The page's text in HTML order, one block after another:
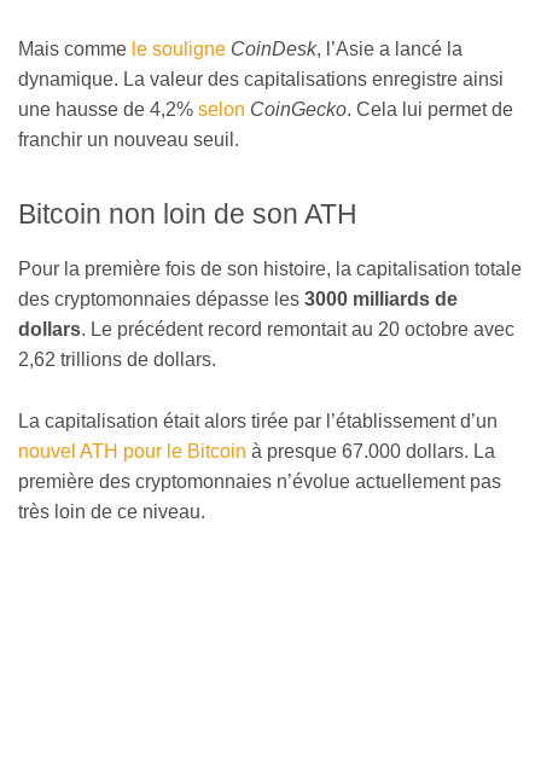
Mais comme le souligne CoinDesk, l’Asie a lancé la
dynamique. La valeur des capitalisations enregistre ainsi
une hausse de 4,2% selon CoinGecko. Cela lui permet de
franchir un nouveau seuil.
Bitcoin non loin de son ATH
Pour la première fois de son histoire, la capitalisation totale
des cryptomonnaies dépasse les 3000 milliards de
dollars. Le précédent record remontait au 20 octobre avec
2,62 trillions de dollars.
La capitalisation était alors tirée par l’établissement d’un
nouvel ATH pour le Bitcoin à presque 67.000 dollars. La
première des cryptomonnaies n’évolue actuellement pas
très loin de ce niveau.